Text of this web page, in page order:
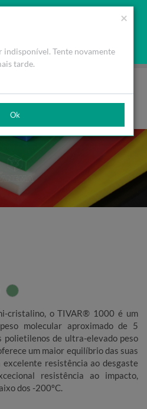
a navegação. Ao fechar esta
O que são Cookies
PT
Área Cliente
(0)
cristalino, o TIVAR® 1000 é um
molecular aproximado de 5
polietilenos de ultra-elevado peso
um maior equilíbrio das suas
excelente resistência ao desgaste
resistência ao impacto,
dos -200ºC.
×
indisponível. Tente novamente
tarde.
Ok